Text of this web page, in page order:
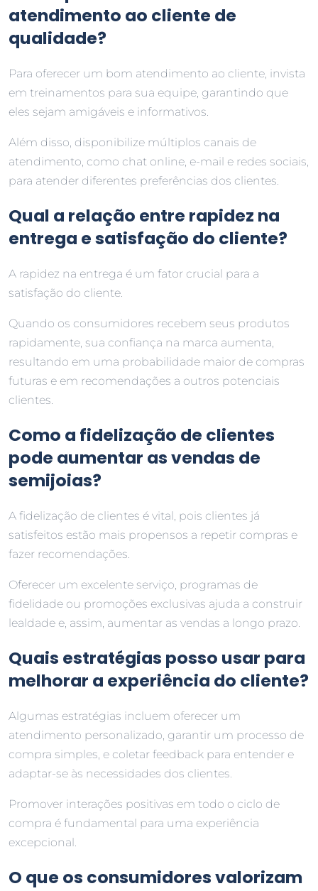
atendimento ao cliente de
qualidade?
Para oferecer um bom atendimento ao cliente, invista
em treinamentos para sua equipe, garantindo que
eles sejam amigáveis e informativos.
Além disso, disponibilize múltiplos canais de
atendimento, como chat online, e-mail e redes sociais,
para atender diferentes preferências dos clientes.
Qual a relação entre rapidez na
entrega e satisfação do cliente?
A rapidez na entrega é um fator crucial para a
satisfação do cliente.
Quando os consumidores recebem seus produtos
rapidamente, sua confiança na marca aumenta,
resultando em uma probabilidade maior de compras
futuras e em recomendações a outros potenciais
clientes.
Como a fidelização de clientes
pode aumentar as vendas de
semijoias?
A fidelização de clientes é vital, pois clientes já
satisfeitos estão mais propensos a repetir compras e
fazer recomendações.
Oferecer um excelente serviço, programas de
fidelidade ou promoções exclusivas ajuda a construir
lealdade e, assim, aumentar as vendas a longo prazo.
Quais estratégias posso usar para
melhorar a experiência do cliente?
Algumas estratégias incluem oferecer um
atendimento personalizado, garantir um processo de
compra simples, e coletar feedback para entender e
adaptar-se às necessidades dos clientes.
Promover interações positivas em todo o ciclo de
compra é fundamental para uma experiência
excepcional.
O que os consumidores valorizam